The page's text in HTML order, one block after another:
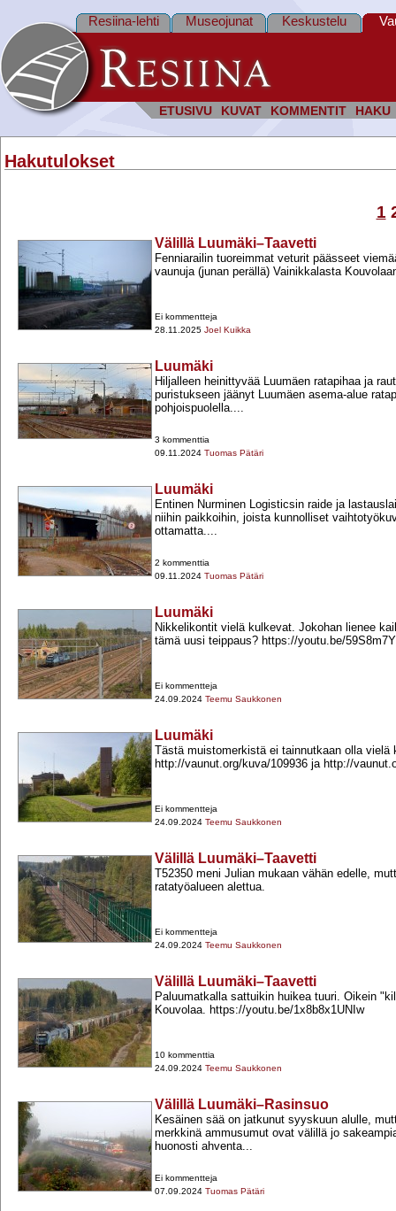
ETUSIVU KUVAT KOMMENTIT HAKU
Resiina-lehti Museojunat Keskustelu
Hakutulokset
1
Välillä Luumäki–Taavetti
Fenniarailin tuoreimmat veturit päässeet
vaunuja (junan perällä) Vainikkalasta
Ei kommentteja
28.11.2025 Joel Kuikka
Luumäki
Hiljalleen heinittyvää Luumäen ratapihaa ja
puristukseen jäänyt Luumäen asema-​alue
pohjoispuolella....
3 kommenttia
09.11.2024 Tuomas Pätäri
Luumäki
Entinen Nurminen Logisticsin raide ja
niihin paikkoihin, joista kunnolliset
ottamatta....
2 kommenttia
09.11.2024 Tuomas Pätäri
Luumäki
Nikkelikontit vielä kulkevat. Jokohan lienee
tämä uusi teippaus? https://youtu.be/
Ei kommentteja
24.09.2024 Teemu Saukkonen
Luumäki
Tästä muistomerkistä ei tainnutkaan olla vielä
http://vaunut.org/kuva/109936 ja http://
Ei kommentteja
24.09.2024 Teemu Saukkonen
Välillä Luumäki–Taavetti
T52350 meni Julian mukaan vähän edelle,
ratatyöalueen alettua.
Ei kommentteja
24.09.2024 Teemu Saukkonen
Välillä Luumäki–Taavetti
Paluumatkalla sattuikin huikea tuuri. Oikein
Kouvolaa. https://youtu.be/1x8b8x1UNIw
10 kommenttia
24.09.2024 Teemu Saukkonen
Välillä Luumäki–Rasinsuo
Kesäinen sää on jatkunut syyskuun alulle,
merkkinä ammusumut ovat välillä jo
huonosti ahventa...
Ei kommentteja
07.09.2024 Tuomas Pätäri